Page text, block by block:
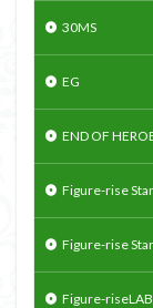
30MS
EG
END OF
Figure-rise
Figure-rise
Figure-